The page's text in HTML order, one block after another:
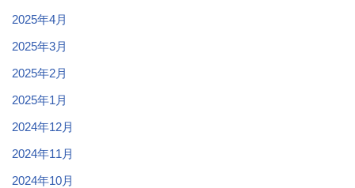
2025年4月
2025年3月
2025年2月
2025年1月
2024年12月
2024年11月
2024年10月